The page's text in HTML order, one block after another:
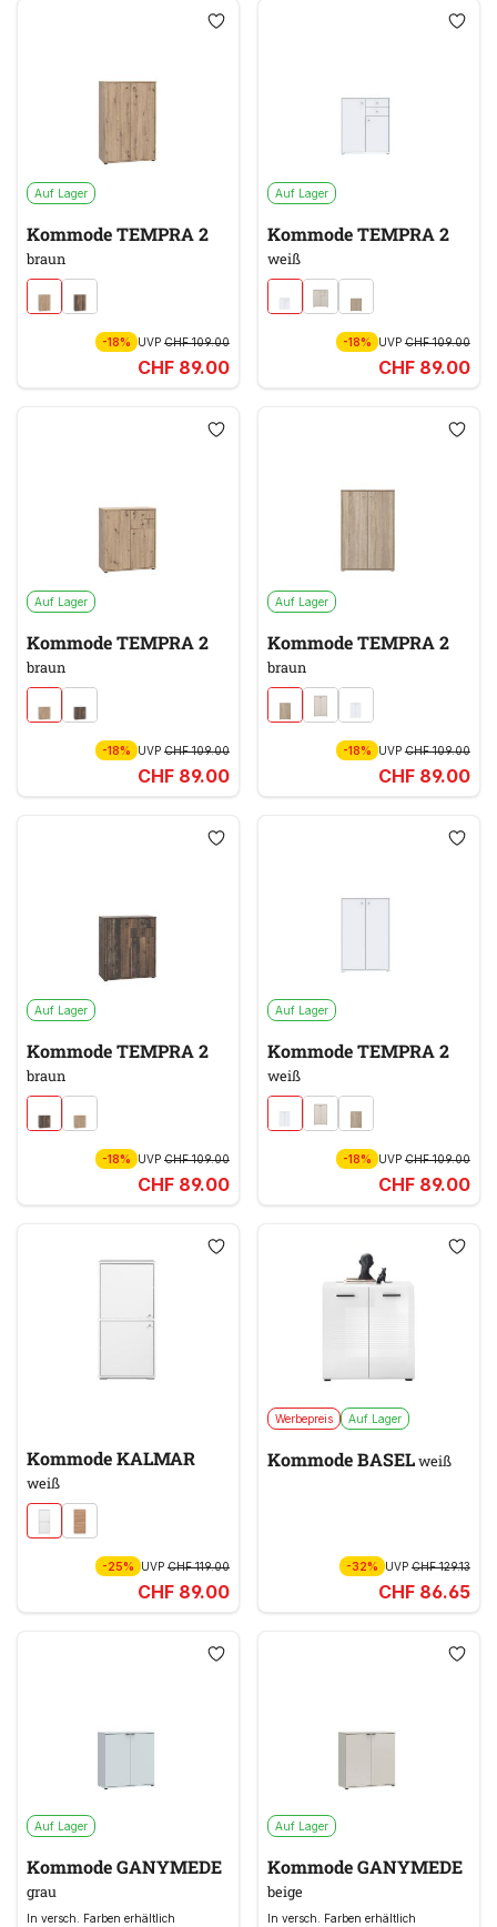
Auf Lager
Kommode TEMPRA 2
braun
-18% UVP CHF 109.00
CHF 89.00
Auf Lager
Kommode TEMPRA 2
weiß
-18% UVPCHF 109.00
CHF 89.00
Auf Lager
Kommode TEMPRA 2
braun
-18% UVP CHF 109.00
CHF 89.00
Auf Lager
Kommode TEMPRA 2
braun
-18% UVPCHF 109.00
CHF 89.00
Auf Lager
Kommode TEMPRA 2
braun
-18% UVP CHF 109.00
CHF 89.00
Auf Lager
Kommode TEMPRA 2
weiß
-18% UVPCHF 109.00
CHF 89.00
Kommode KALMAR
weiß
-25% UVP CHF 119.00
CHF 89.00
Werbepreis Auf Lager
Kommode BASELweiß
-32% UVPCHF 129.13
CHF 86.65
Auf Lager
Kommode GANYMEDE
grau
In versch. Farben erhältlich
Auf Lager
Kommode GANYMEDE
beige
In versch. Farben erhältlich